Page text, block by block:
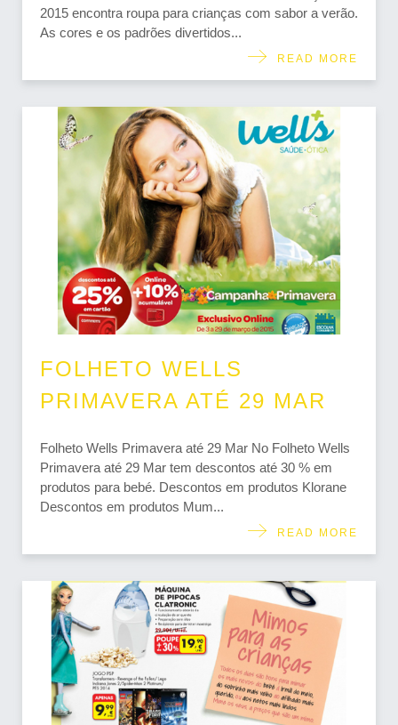
2015 encontra roupa para crianças com sabor a verão.
As cores e os padrões divertidos...
READ MORE
FOLHETO WELLS
PRIMAVERA ATÉ 29 MAR
Folheto Wells Primavera até 29 Mar No Folheto Wells
Primavera até 29 Mar tem descontos até 30 % em
produtos para bebé. Descontos em produtos Klorane
Descontos em produtos Mum...
READ MORE